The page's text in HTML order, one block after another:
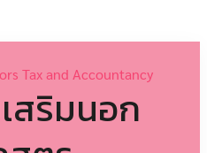
Tax and Accountancy
สริมนอก